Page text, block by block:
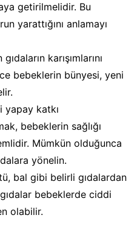
getirilmelidir. Bu
yarattığını anlamayı
karışımlarını
bebeklerin bünyesi, yeni
yapay katkı
bebeklerin sağlığı
Mümkün olduğunca
yönelin.
bal gibi belirli gıdalardan
gıdalar bebeklerde ciddi
olabilir.